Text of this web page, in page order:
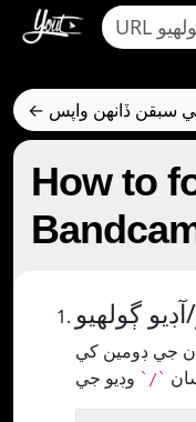
سبقن ڏانهن واپس
How to
ڳولھيو
جي ڊومين کي
`/`